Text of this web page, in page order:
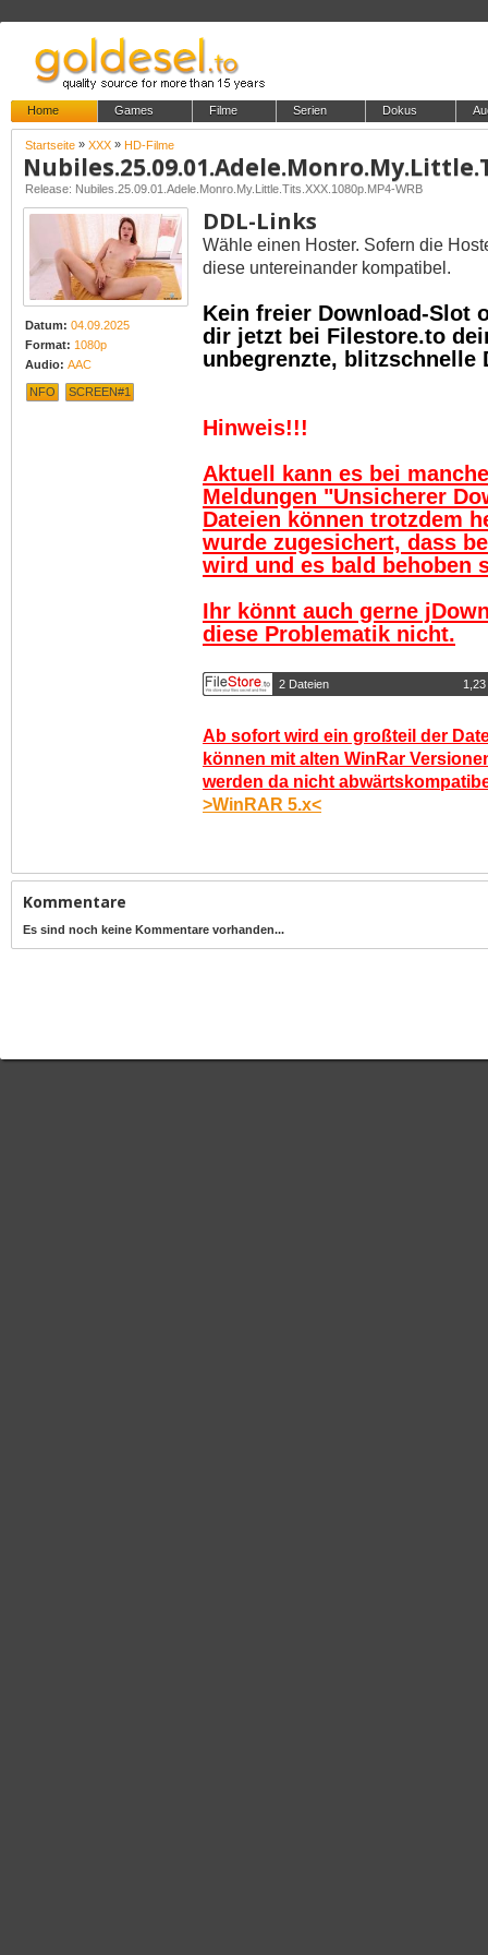
Home Games Filme Serien Dokus
Startseite » XXX » HD-Filme
Release: Nubiles.25.09.01.Adele.Monro.My.Little.Tits.XXX.1080p.MP4-WRB
Datum: 04.09.2025
Format: 1080p
Audio: AAC
NFO SCREEN#1
DDL-Links
Wähle einen Hoster. Sofern die
diese untereinander kompatibel.
Kein freier Download-Slot
dir jetzt bei Filestore.to
unbegrenzte, blitzschnelle
Hinweis!!!
Aktuell kann es bei
Meldungen "Unsicherer
Dateien können trotzdem
wurde zugesichert, dass
wird und es bald behoben
Ihr könnt auch gerne
diese Problematik nicht.
2 Dateien
Ab sofort wird ein großteil der
können mit alten WinRar
werden da nicht
>WinRAR 5.x<
Kommentare
Es sind noch keine Kommentare vorhanden...